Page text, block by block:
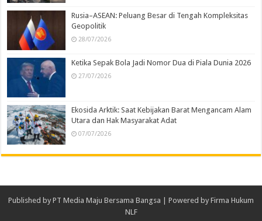
Rusia–ASEAN: Peluang Besar di Tengah Kompleksitas
Geopolitik
28/07/2026
Ketika Sepak Bola Jadi Nomor Dua di Piala Dunia 2026
27/07/2026
Ekosida Arktik: Saat Kebijakan Barat Mengancam Alam
Utara dan Hak Masyarakat Adat
07/07/2026
Published by PT Media Maju Bersama Bangsa | Powered by Firma Hukum
NLF